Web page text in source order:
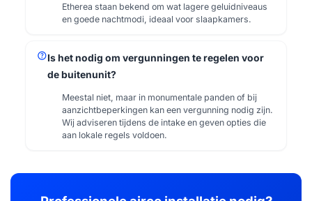
Etherea staan bekend om wat lagere geluidniveaus
en goede nachtmodi, ideaal voor slaapkamers.
helpIs het nodig om vergunningen te regelen voor
de buitenunit?
Meestal niet, maar in monumentale panden of bij
aanzichtbeperkingen kan een vergunning nodig zijn.
Wij adviseren tijdens de intake en geven opties die
aan lokale regels voldoen.